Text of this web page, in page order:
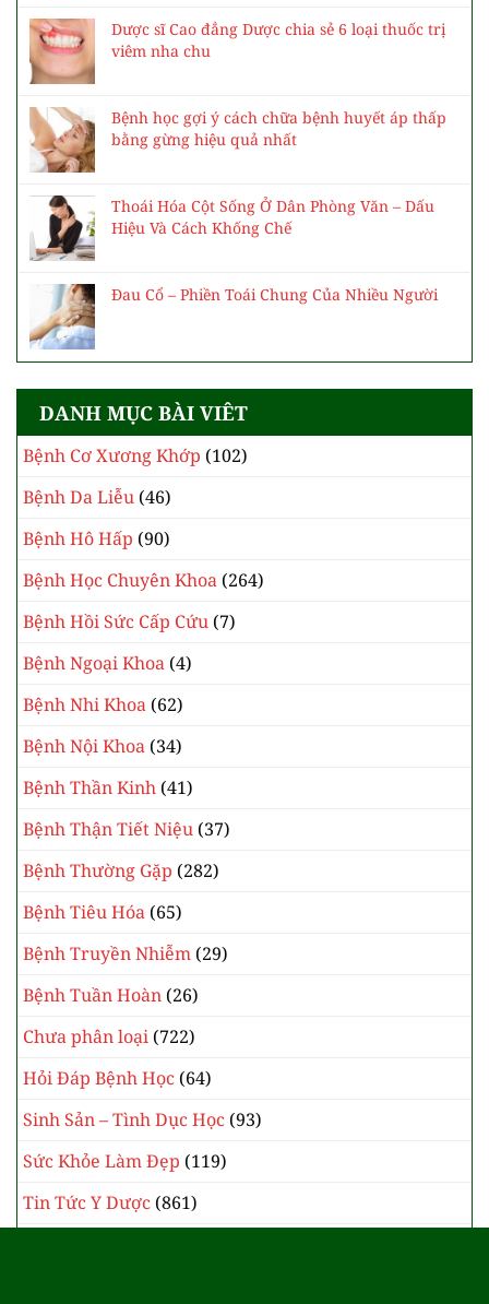
Dược sĩ Cao đẳng Dược chia sẻ 6 loại thuốc trị
viêm nha chu
Bệnh học gợi ý cách chữa bệnh huyết áp thấp
bằng gừng hiệu quả nhất
Thoái Hóa Cột Sống Ở Dân Phòng Văn – Dấu
Hiệu Và Cách Khống Chế
Đau Cổ – Phiền Toái Chung Của Nhiều Người
DANH MỤC BÀI VIÊT
Bệnh Cơ Xương Khớp (102)
Bệnh Da Liễu (46)
Bệnh Hô Hấp (90)
Bệnh Học Chuyên Khoa (264)
Bệnh Hồi Sức Cấp Cứu (7)
Bệnh Ngoại Khoa (4)
Bệnh Nhi Khoa (62)
Bệnh Nội Khoa (34)
Bệnh Thần Kinh (41)
Bệnh Thận Tiết Niệu (37)
Bệnh Thường Gặp (282)
Bệnh Tiêu Hóa (65)
Bệnh Truyền Nhiễm (29)
Bệnh Tuần Hoàn (26)
Chưa phân loại (722)
Hỏi Đáp Bệnh Học (64)
Sinh Sản – Tình Dục Học (93)
Sức Khỏe Làm Đẹp (119)
Tin Tức Y Dược (861)